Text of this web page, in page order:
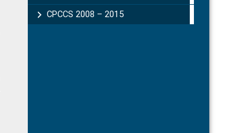
CPCCS 2008 – 2015